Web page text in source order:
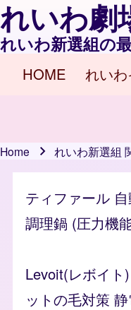
れいわ劇
れいわ新選組の
Main
HOME れいわ
Home れいわ新選組
ティファール
調理鍋 (圧力機
Levoit(レボイ
ットの毛対策